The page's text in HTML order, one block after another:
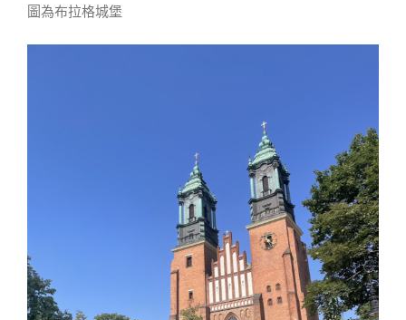
圖為布拉格城堡